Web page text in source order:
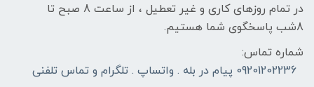
در تمام روزهای کاری و غیر تعطیل ، از ساعت 8 صبح تا
8شب پاسخگوی شما هستیم.
شماره تماس:
09201202236 پیام در بله . واتساپ . تلگرام و تماس تلفنی